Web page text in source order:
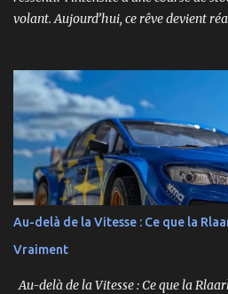
volant. Aujourd’hui, ce rêve devient
foncer sur n’importe quelle surface
Race Car , dans sa version Ryan
Ford Mustang RTR 2025 .
Au-delà de la Vitesse : Ce que la
Vraiment
Au-delà de la Vitesse : Ce que la